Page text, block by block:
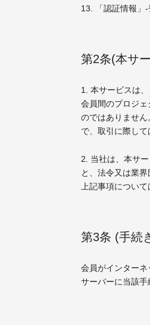
13. 「認証情報」
第2条(本サ
1. 本サービスは
会員間のプロジ
のではありませ
で、取引に際して
2. 当社は、本サ
と、法令又は業
上記事項につい
第3条 (手続
会員がインター
サーバーに当該手